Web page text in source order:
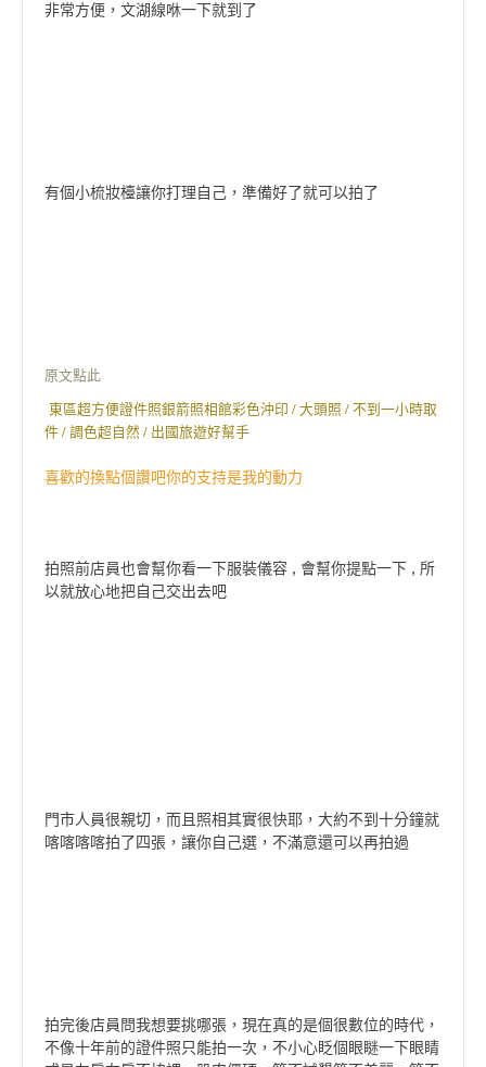
非常方便，文湖線咻一下就到了
有個小梳妝檯讓你打理自己，準備好了就可以拍了
原文點此
東區超方便證件照銀箭照相館彩色沖印 / 大頭照 / 不到一小時取
件 / 調色超自然 / 出國旅遊好幫手
喜歡的換點個讚吧你的支持是我的動力
拍照前店員也會幫你看一下服裝儀容 , 會幫你提點一下 , 所
以就放心地把自己交出去吧
門市人員很親切，而且照相其實很快耶，大約不到十分鐘就
喀喀喀喀拍了四張，讓你自己選，不滿意還可以再拍過
拍完後店員問我想要挑哪張，現在真的是個很數位的時代，
不像十年前的證件照只能拍一次，不小心眨個眼瞇一下眼睛